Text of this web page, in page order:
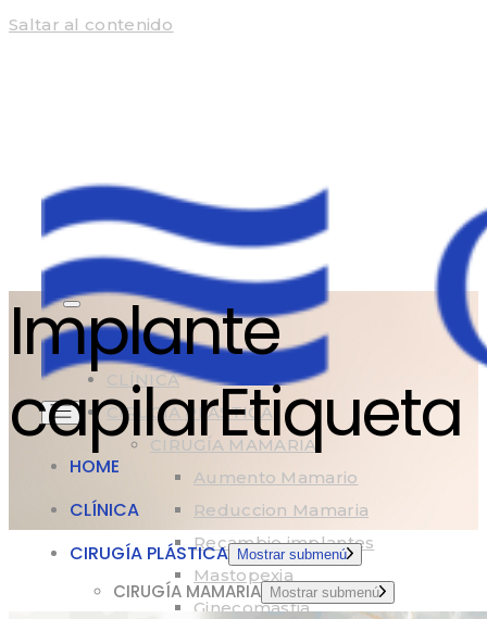
Saltar al contenido
HOME
CLÍNICA
CIRUGÍA PLÁSTICA
CIRUGÍA MAMARIA
Aumento Mamario
Reduccion Mamaria
Recambio implantes
Mastopexia
Ginecomastia
HOME
CLÍNICA
CIRUGÍA PLÁSTICA
Mostrar submenú
CIRUGÍA MAMARIA Mostrar submenú
Implante
capilarEtiqueta